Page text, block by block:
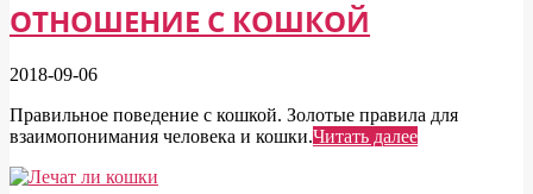
ОТНОШЕНИЕ С КОШКОЙ
2018-09-06
Правильное поведение с кошкой. Золотые правила для
взаимопонимания человека и кошки.Читать далее